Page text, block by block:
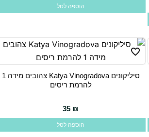
הוספה לסל
סיליקונים Katya Vinogradova צהובים מידה 1
להרמת ריסים
35 ₪
הוספה לסל